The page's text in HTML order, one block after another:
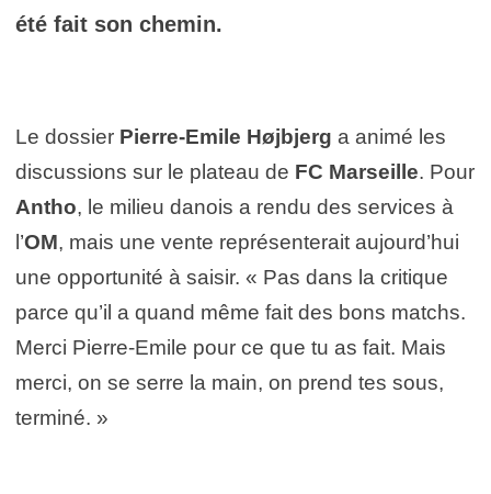
été fait son chemin.
Le dossier Pierre-Emile Højbjerg a animé les
discussions sur le plateau de FC Marseille. Pour
Antho, le milieu danois a rendu des services à
l’OM, mais une vente représenterait aujourd’hui
une opportunité à saisir. « Pas dans la critique
parce qu’il a quand même fait des bons matchs.
Merci Pierre-Emile pour ce que tu as fait. Mais
merci, on se serre la main, on prend tes sous,
terminé. »